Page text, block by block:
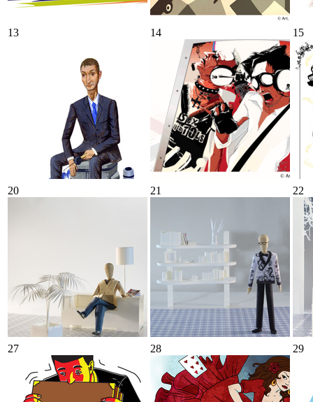
13 14 15
20 21 22
27 28 29